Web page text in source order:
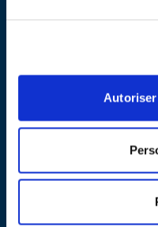
collectés afin que nous
La production
appareil permet d’éviter la
alimentant le marché de la
d'éviter l'extraction de
transformation et leur
matières recyclées, ce qui